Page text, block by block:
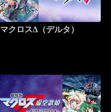
マクロスΔ（デルタ）